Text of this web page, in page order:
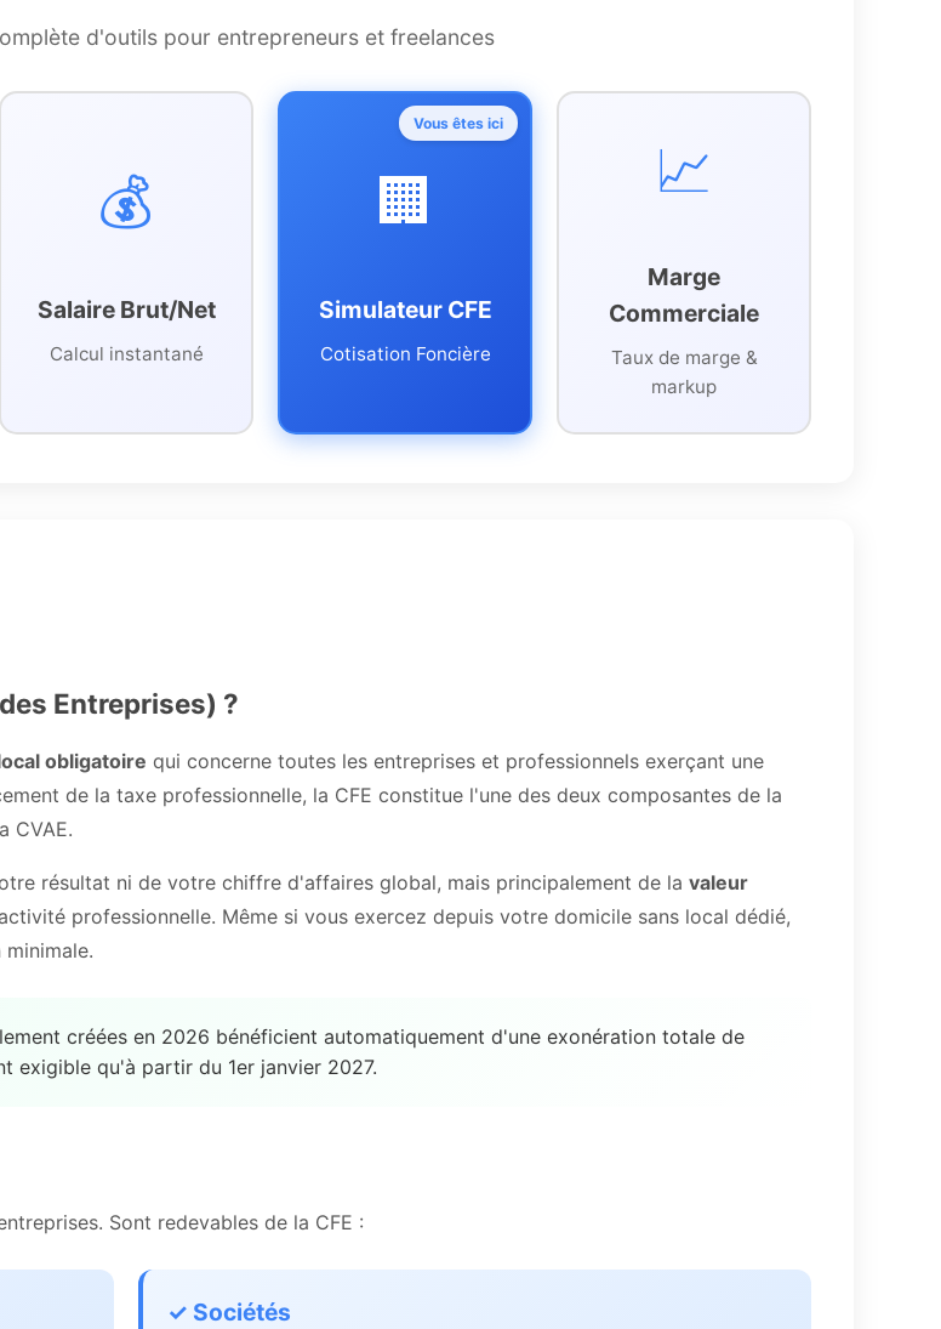
d'outils pour entrepreneurs et freelances
💰
Salaire Brut/Net
Calcul instantané
🏢
Simulateur CFE
Cotisation Foncière
Vous êtes ici
📈
Marge
Commerciale
Taux de marge &
markup
Entreprises) ?
obligatoire qui concerne toutes les entreprises et professionnels exerçant une
de la taxe professionnelle, la CFE constitue l'une des deux composantes de la
CVAE.
résultat ni de votre chiffre d'affaires global, mais principalement de la valeur
professionnelle. Même si vous exercez depuis votre domicile sans local dédié,
créées en 2026 bénéficient automatiquement d'une exonération totale de
exigible qu'à partir du 1er janvier 2027.
Sont redevables de la CFE :
✓ Sociétés